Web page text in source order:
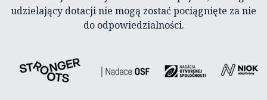
udzielający dotacji nie mogą zostać pociągnięte za nie
do odpowiedzialności.